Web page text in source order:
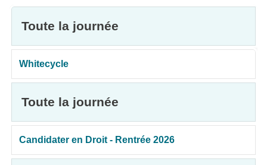
Toute la journée
Whitecycle
Toute la journée
Candidater en Droit - Rentrée 2026